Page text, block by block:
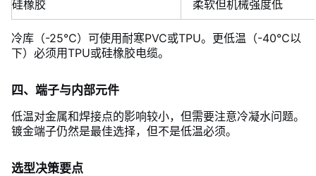
硅橡胶 柔软但机械强度低
冷库（-25℃）可使用耐寒PVC或TPU。更低温（-40℃以
下）必须用TPU或硅橡胶电缆。
四、端子与内部元件
低温对金属和焊接点的影响较小，但需要注意冷凝水问题。
镀金端子仍然是最佳选择，但不是低温必须。
选型决策要点